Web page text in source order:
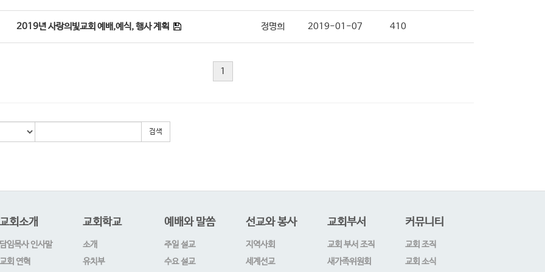
2019년 사랑의빛교회 예배,예식, 행사 계획 정명희 2019-01-07 410
1
검색
교회소개
담임목사 인사말
교회 연혁
교회학교
소개
유치부
예배와 말씀
주일 설교
수요 설교
선교와 봉사
지역사회
세계선교
교회부서
교회 부서 조직
새가족위원회
커뮤니티
교회 조직
교회 소식